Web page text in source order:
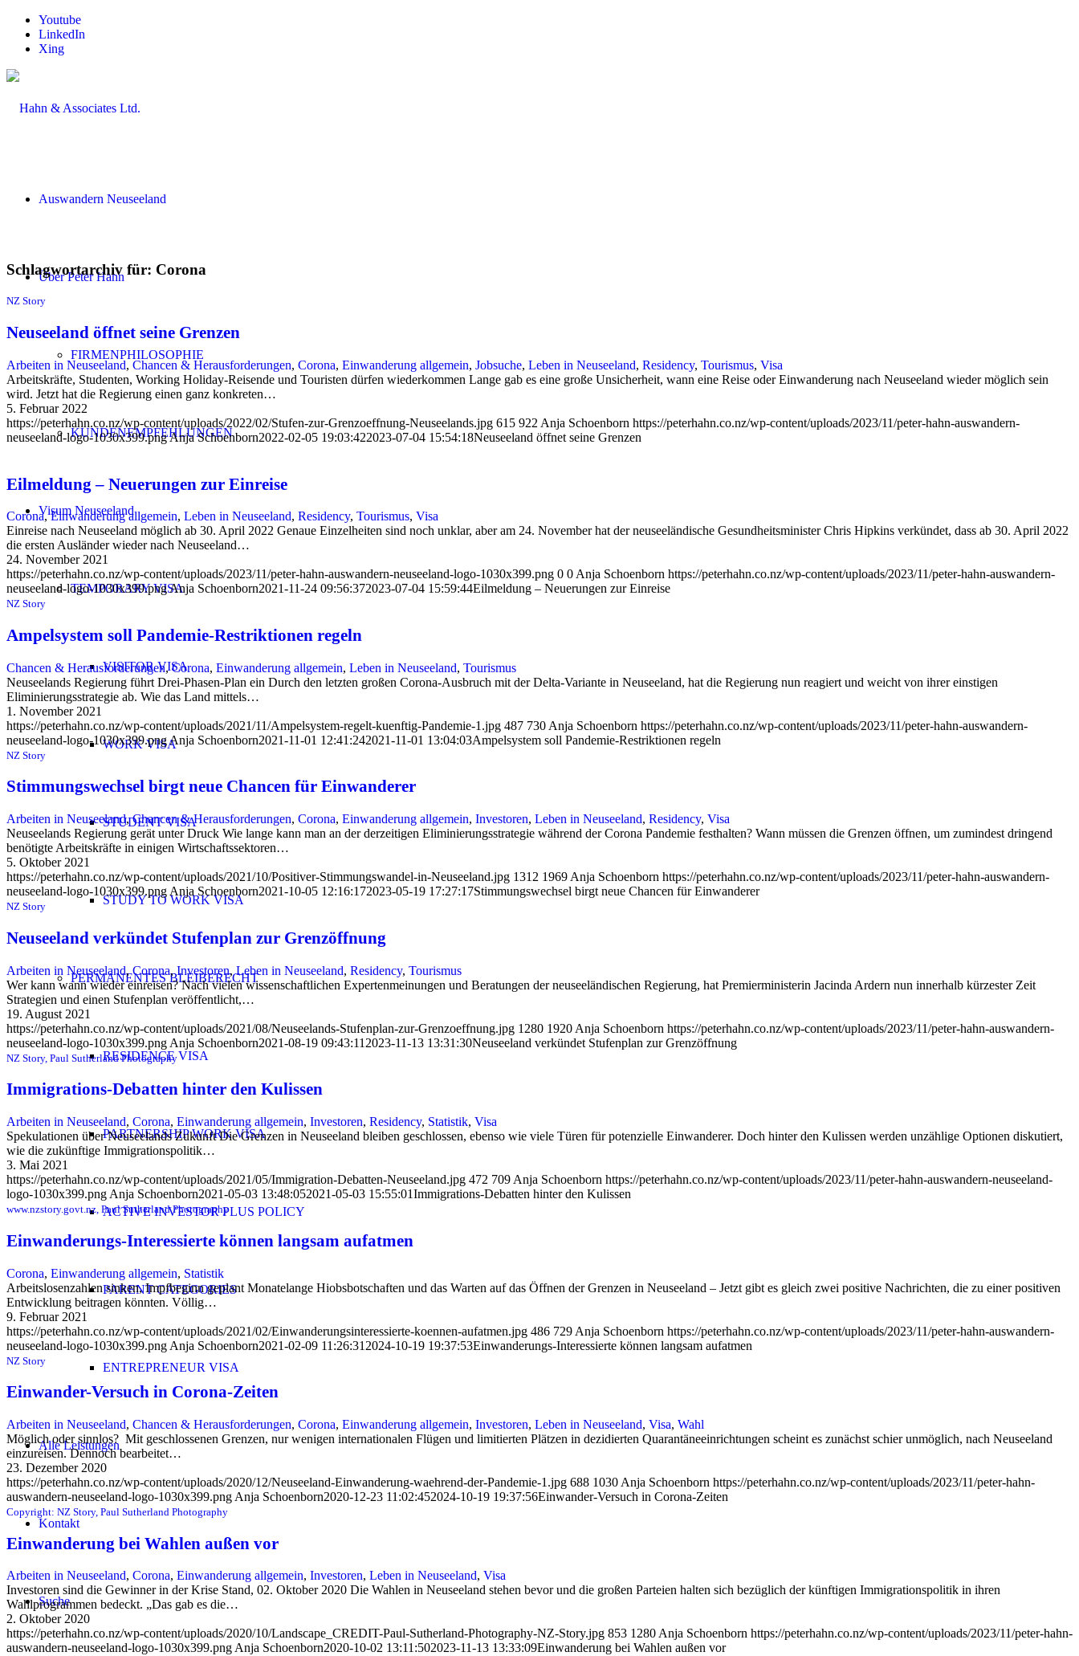
Youtube
LinkedIn
Xing
Auswandern Neuseeland
Über Peter Hahn
FIRMENPHILOSOPHIE
KUNDENEMPFEHLUNGEN
Visum Neuseeland
TEMPORARY VISA
VISITOR VISA
WORK VISA
STUDENT VISA
STUDY TO WORK VISA
PERMANENTES BLEIBERECHT
RESIDENCE VISA
PARTNERSHIP WORK VISA
ACTIVE INVESTOR PLUS POLICY
PARENT CATEGORIES
ENTREPRENEUR VISA
Alle Leistungen
Kontakt
Suche
Schlagwortarchiv für: Corona
NZ Story
Neuseeland öffnet seine Grenzen
Arbeiten in Neuseeland, Chancen & Herausforderungen, Corona, Einwanderung allgemein, Jobsuche, Leben in Neuseeland, Residency, Tourismus, Visa
Arbeitskräfte, Studenten, Working Holiday-Reisende und Touristen dürfen wiederkommen Lange gab es eine große Unsicherheit, wann eine Reise oder Einwanderung nach Neuseeland wieder möglich sein
wird. Jetzt hat die Regierung einen ganz konkreten…
5. Februar 2022
https://peterhahn.co.nz/wp-content/uploads/2022/02/Stufen-zur-Grenzoeffnung-Neuseelands.jpg 615 922 Anja Schoenborn https://peterhahn.co.nz/wp-content/uploads/2023/11/peter-hahn-auswandern-
neuseeland-logo-1030x399.pngAnja Schoenborn2022-02-05 19:03:422023-07-04 15:54:18Neuseeland öffnet seine Grenzen
Eilmeldung – Neuerungen zur Einreise
Corona,Einwanderung allgemein, Leben in Neuseeland, Residency, Tourismus, Visa
Einreise nach Neuseeland möglich ab 30. April 2022 Genaue Einzelheiten sind noch unklar, aber am 24. November hat der neuseeländische Gesundheitsminister Chris Hipkins verkündet, dass ab 30. April 2022
die ersten Ausländer wieder nach Neuseeland…
24. November 2021
https://peterhahn.co.nz/wp-content/uploads/2023/11/peter-hahn-auswandern-neuseeland-logo-1030x399.png 0 0 Anja Schoenborn https://peterhahn.co.nz/wp-content/uploads/2023/11/peter-hahn-auswandern-
neuseeland-logo-1030x399.pngAnja Schoenborn2021-11-24 09:56:372023-07-04 15:59:44Eilmeldung – Neuerungen zur Einreise
NZ Story
Ampelsystem soll Pandemie-Restriktionen regeln
Chancen & Herausforderungen,Corona, Einwanderung allgemein, Leben in Neuseeland, Tourismus
Neuseelands Regierung führt Drei-Phasen-Plan ein Durch den letzten großen Corona-Ausbruch mit der Delta-Variante in Neuseeland, hat die Regierung nun reagiert und weicht von ihrer einstigen
Eliminierungsstrategie ab. Wie das Land mittels…
1. November 2021
https://peterhahn.co.nz/wp-content/uploads/2021/11/Ampelsystem-regelt-kuenftig-Pandemie-1.jpg 487 730 Anja Schoenborn https://peterhahn.co.nz/wp-content/uploads/2023/11/peter-hahn-auswandern-
neuseeland-logo-1030x399.pngAnja Schoenborn2021-11-01 12:41:242021-11-01 13:04:03Ampelsystem soll Pandemie-Restriktionen regeln
NZ Story
Stimmungswechsel birgt neue Chancen für Einwanderer
Arbeiten in Neuseeland,Chancen & Herausforderungen, Corona, Einwanderung allgemein, Investoren, Leben in Neuseeland, Residency, Visa
Neuseelands Regierung gerät unter Druck Wie lange kann man an der derzeitigen Eliminierungsstrategie während der Corona Pandemie festhalten? Wann müssen die Grenzen öffnen, um zumindest dringend
benötigte Arbeitskräfte in einigen Wirtschaftssektoren…
5. Oktober 2021
https://peterhahn.co.nz/wp-content/uploads/2021/10/Positiver-Stimmungswandel-in-Neuseeland.jpg 1312 1969 Anja Schoenborn https://peterhahn.co.nz/wp-content/uploads/2023/11/peter-hahn-auswandern-
neuseeland-logo-1030x399.png Anja Schoenborn2021-10-05 12:16:172023-05-19 17:27:17Stimmungswechsel birgt neue Chancen für Einwanderer
NZ Story
Neuseeland verkündet Stufenplan zur Grenzöffnung
Arbeiten in Neuseeland,Corona,Investoren,Leben in Neuseeland, Residency, Tourismus
Wer kann wann wieder einreisen? Nach vielen wissenschaftlichen Expertenmeinungen und Beratungen der neuseeländischen Regierung, hat Premierministerin Jacinda Ardern nun innerhalb kürzester Zeit
Strategien und einen Stufenplan veröffentlicht,…
19. August 2021
https://peterhahn.co.nz/wp-content/uploads/2021/08/Neuseelands-Stufenplan-zur-Grenzoeffnung.jpg 1280 1920 Anja Schoenborn https://peterhahn.co.nz/wp-content/uploads/2023/11/peter-hahn-auswandern-
neuseeland-logo-1030x399.png Anja Schoenborn2021-08-19 09:43:11 2023-11-13 13:31:30Neuseeland verkündet Stufenplan zur Grenzöffnung
NZ Story, Paul Sutherland Photography
Immigrations-Debatten hinter den Kulissen
Arbeiten in Neuseeland, Corona, Einwanderung allgemein, Investoren, Residency, Statistik, Visa
Spekulationen über Neuseelands Zukunft Die Grenzen in Neuseeland bleiben geschlossen, ebenso wie viele Türen für potenzielle Einwanderer. Doch hinter den Kulissen werden unzählige Optionen diskutiert,
wie die zukünftige Immigrationspolitik…
3. Mai 2021
https://peterhahn.co.nz/wp-content/uploads/2021/05/Immigration-Debatten-Neuseeland.jpg 472 709 Anja Schoenborn https://peterhahn.co.nz/wp-content/uploads/2023/11/peter-hahn-auswandern-neuseeland-
logo-1030x399.png Anja Schoenborn2021-05-03 13:48:052021-05-03 15:55:01Immigrations-Debatten hinter den Kulissen
www.nzstory.govt.nz, Paul Sutherland Photography
Einwanderungs-Interessierte können langsam aufatmen
Corona, Einwanderung allgemein, Statistik
Arbeitslosenzahlen sinken, Impfbeginn geplant Monatelange Hiobsbotschaften und das Warten auf das Öffnen der Grenzen in Neuseeland – Jetzt gibt es gleich zwei positive Nachrichten, die zu einer positiven
Entwicklung beitragen könnten. Völlig…
9. Februar 2021
https://peterhahn.co.nz/wp-content/uploads/2021/02/Einwanderungsinteressierte-koennen-aufatmen.jpg 486 729 Anja Schoenborn https://peterhahn.co.nz/wp-content/uploads/2023/11/peter-hahn-auswandern-
neuseeland-logo-1030x399.png Anja Schoenborn2021-02-09 11:26:31 2024-10-19 19:37:53Einwanderungs-Interessierte können langsam aufatmen
NZ Story
Einwander-Versuch in Corona-Zeiten
Arbeiten in Neuseeland, Chancen & Herausforderungen, Corona, Einwanderung allgemein, Investoren, Leben in Neuseeland, Visa, Wahl
Möglich oder sinnlos? Mit geschlossenen Grenzen, nur wenigen internationalen Flügen und limitierten Plätzen in dezidierten Quarantäneeinrichtungen scheint es zunächst schier unmöglich, nach Neuseeland
einzureisen. Dennoch bearbeitet…
23. Dezember 2020
https://peterhahn.co.nz/wp-content/uploads/2020/12/Neuseeland-Einwanderung-waehrend-der-Pandemie-1.jpg 688 1030 Anja Schoenborn https://peterhahn.co.nz/wp-content/uploads/2023/11/peter-hahn-
auswandern-neuseeland-logo-1030x399.png Anja Schoenborn2020-12-23 11:02:452024-10-19 19:37:56Einwander-Versuch in Corona-Zeiten
Copyright: NZ Story, Paul Sutherland Photography
Einwanderung bei Wahlen außen vor
Arbeiten in Neuseeland, Corona, Einwanderung allgemein, Investoren, Leben in Neuseeland, Visa
Investoren sind die Gewinner in der Krise Stand, 02. Oktober 2020 Die Wahlen in Neuseeland stehen bevor und die großen Parteien halten sich bezüglich der künftigen Immigrationspolitik in ihren
Wahlprogrammen bedeckt. „Das gab es die…
2. Oktober 2020
https://peterhahn.co.nz/wp-content/uploads/2020/10/Landscape_CREDIT-Paul-Sutherland-Photography-NZ-Story.jpg 853 1280 Anja Schoenborn https://peterhahn.co.nz/wp-content/uploads/2023/11/peter-hahn-
auswandern-neuseeland-logo-1030x399.png Anja Schoenborn2020-10-02 13:11:502023-11-13 13:33:09Einwanderung bei Wahlen außen vor